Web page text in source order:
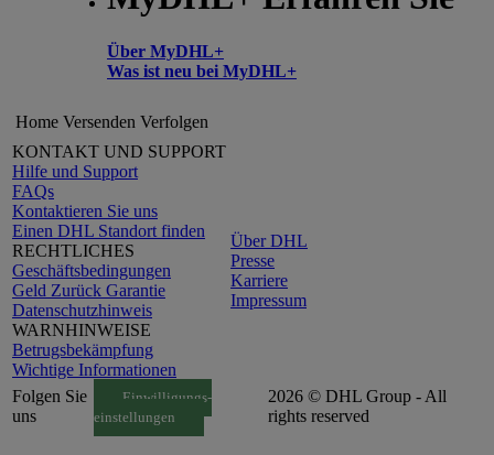
Über MyDHL+
Was ist neu bei MyDHL+
Home Versenden Verfolgen
KONTAKT UND SUPPORT
Hilfe und Support
FAQs
Kontaktieren Sie uns
Einen DHL Standort finden
RECHTLICHES
Geschäftsbedingungen
Geld Zurück Garantie
Datenschutzhinweis
WARNHINWEISE
Betrugsbekämpfung
Wichtige Informationen
Über DHL
Presse
Karriere
Impressum
Folgen Sie
uns
Einwilligungs-
einstellungen
2026 © DHL Group - All
rights reserved